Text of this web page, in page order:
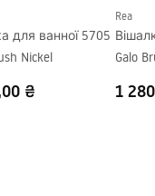
для ванної 5705
Nickel
₴
Rea
Galo
1